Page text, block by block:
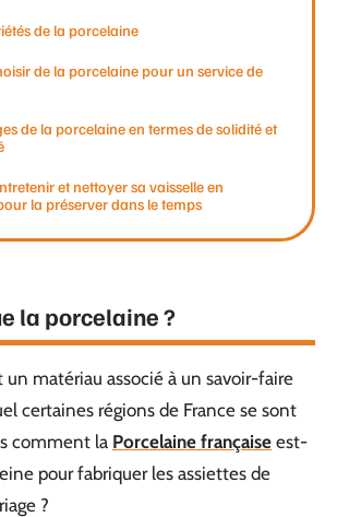
de la porcelaine
de la porcelaine pour un service de
de la porcelaine en termes de solidité et
et nettoyer sa vaisselle en
la préserver dans le temps
la porcelaine ?
un matériau associé à un savoir-faire
certaines régions de France se sont
comment la Porcelaine française est-
pour fabriquer les assiettes de
?